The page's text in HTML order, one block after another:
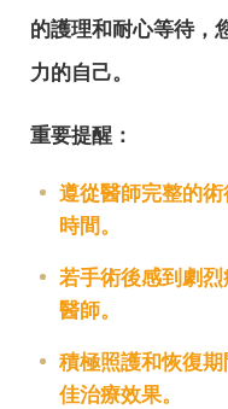
的護理和耐心等待，
力的自己。
重要提醒：
遵從醫師完整的
時間。
若手術後感到劇
醫師。
積極照護和恢復
佳治療效果。